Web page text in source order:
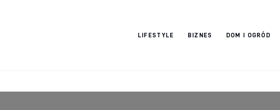
LIFESTYLE BIZNES DOM I OGRÓD
Vacation Dreams